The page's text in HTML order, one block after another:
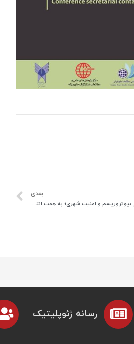
بعدی
کتاب «درآمدی بر بیوتروریسم و امنیت شهری» به همت انتشارات انجمن ژئوپلیتیک ایران منتشر شد.
رسانه ژئوپلیتیک